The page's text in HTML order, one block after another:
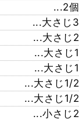
...2個
...大さじ3
...大さじ2
...大さじ1
...大さじ1
...大さじ1/2
...大さじ1/2
...小さじ2